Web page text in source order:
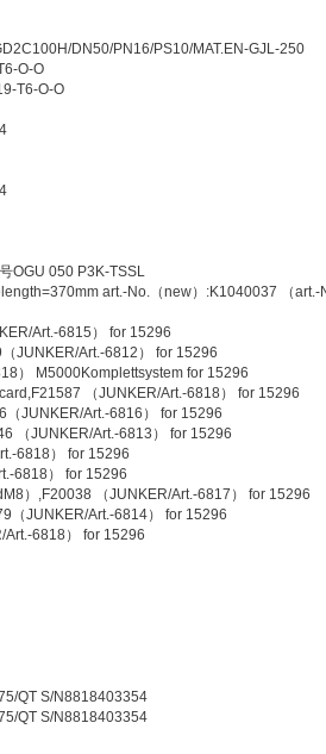
DN50/PN16/PS10/MAT.EN-GJL-250
O-O
T6-O-O
OGU 050 P3K-TSSL
art.-No.（new）:K1040037 （art.-
Art.-6815） for 15296
JUNKER/Art.-6812） for 15296
） M5000Komplettsystem for 15296
（JUNKER/Art.-6818） for 15296
JUNKER/Art.-6816） for 15296
（JUNKER/Art.-6813） for 15296
6818） for 15296
6818） for 15296
）,F20038 （JUNKER/Art.-6817） for 15296
（JUNKER/Art.-6814） for 15296
6818） for 15296
QT S/N8818403354
QT S/N8818403354